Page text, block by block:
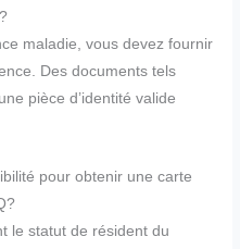
maladie, vous devez fournir
Des documents tels
pièce d’identité valide
pour obtenir une carte
le statut de résident du